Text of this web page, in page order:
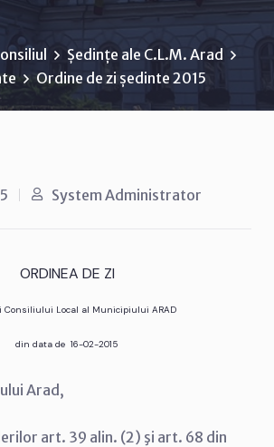
Ședințe ale C.L.M. Arad
Ordine de zi ședinte 2015
System Administrator
ORDINEA DE ZI
Consiliului Local al Municipiului ARAD
din data de 16-02-2015
Arad,
art. 39 alin. (2) şi art. 68 din